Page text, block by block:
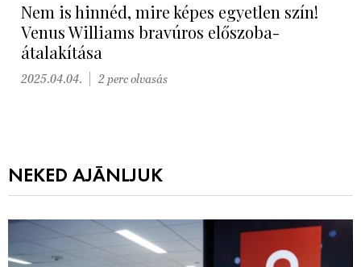
Nem is hinnéd, mire képes egyetlen szín!
Venus Williams bravúros előszoba-
átalakítása
2025.04.04. 2 perc olvasás
NEKED AJÁNLJUK